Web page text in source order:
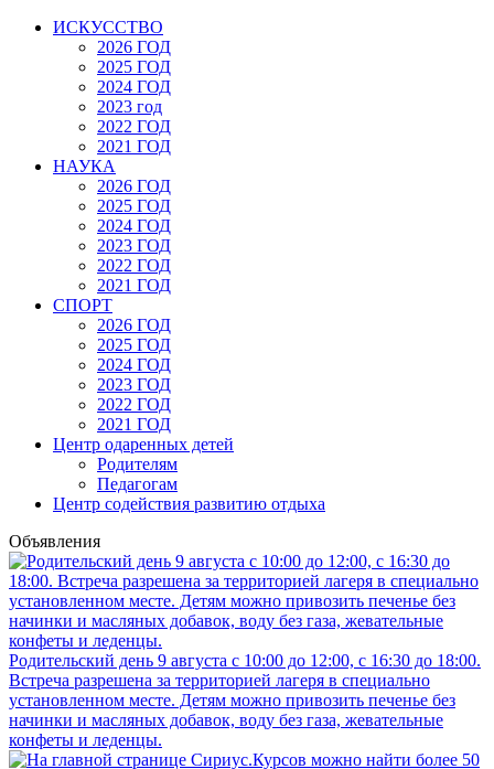
ИСКУССТВО
2026 ГОД
2025 ГОД
2024 ГОД
2023 год
2022 ГОД
2021 ГОД
НАУКА
2026 ГОД
2025 ГОД
2024 ГОД
2023 ГОД
2022 ГОД
2021 ГОД
СПОРТ
2026 ГОД
2025 ГОД
2024 ГОД
2023 ГОД
2022 ГОД
2021 ГОД
Центр одаренных детей
Родителям
Педагогам
Центр содействия развитию отдыха
Объявления
Родительский день 9 августа с 10:00 до 12:00, с 16:30 до 18:00.
Встреча разрешена за территорией лагеря в специально
установленном месте. Детям можно привозить печенье без
начинки и масляных добавок, воду без газа, жевательные
конфеты и леденцы.